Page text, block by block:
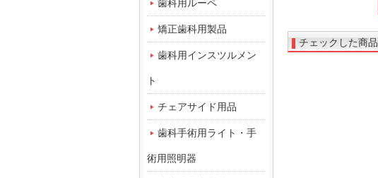
チェックした商品
歯科用ルーペ
矯正歯科用製品
歯科用インスツルメン
ト
チェアサイド用品
歯科手術用ライト・手
術用照明器